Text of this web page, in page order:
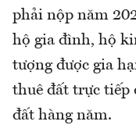
phải nộp năm
hộ gia đình, hộ
tượng được gia
thuê đất trực
đất hàng năm.